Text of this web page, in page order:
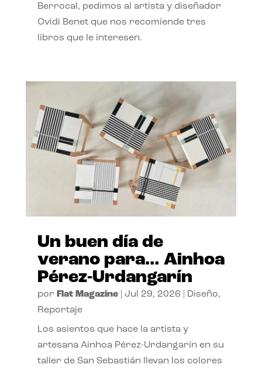
Berrocal, pedimos al artista y diseñador
Ovidi Benet que nos recomiende tres
libros que le interesen.
Un buen día de
verano para… Ainhoa
Pérez-Urdangarín
por Flat Magazine| Jul 29, 2026 Diseño,
Reportaje
Los asientos que hace la artista y
artesana Ainhoa Pérez-Urdangarín en su
taller de San Sebastián llevan los colores